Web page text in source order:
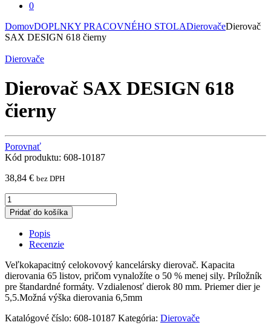
0
DomovDOPLNKY PRACOVNÉHO STOLADierovačeDierovač
SAX DESIGN 618 čierny
Dierovače
Dierovač SAX DESIGN 618
čierny
Porovnať
Kód produktu: 608-10187
38,84 € bez DPH
Dierovač
SAX
DESIGN
čierny
quantity
Pridať do košíka
Popis
Recenzie
Veľkokapacitný celokovový kancelársky dierovač. Kapacita
dierovania 65 listov, pričom vynaložíte o 50 % menej sily. Príložník
pre štandardné formáty. Vzdialenosť dierok 80 mm. Priemer dier je
5,5.Možná výška dierovania 6,5mm
Katalógové číslo: 608-10187 Kategória: Dierovače